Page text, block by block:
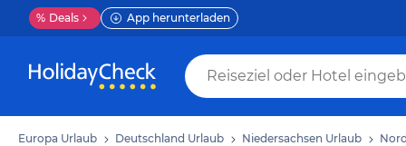
% Deals App herunterladen
Europa Urlaub Deutschland Urlaub Niedersachsen Urlaub